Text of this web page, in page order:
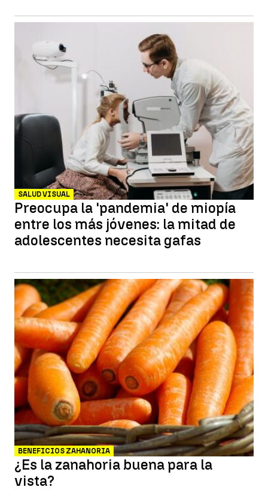
SALUD VISUAL
Preocupa la 'pandemia' de miopía
entre los más jóvenes: la mitad de
adolescentes necesita gafas
BENEFICIOS ZAHANORIA
¿Es la zanahoria buena para la
vista?